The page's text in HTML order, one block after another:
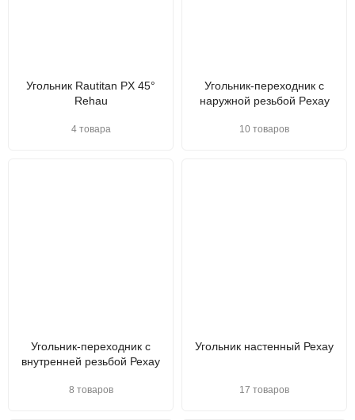
Угольник Rautitan PX 45°
Rehau
4 товара
Угольник-переходник с
наружной резьбой Pexay
10 товаров
Угольник-переходник с
внутренней резьбой Рехау
8 товаров
Угольник настенный Рехау
17 товаров